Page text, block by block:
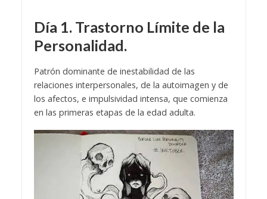
Día 1. Trastorno Límite de la
Personalidad.
Patrón dominante de inestabilidad de las
relaciones interpersonales, de la autoimagen y de
los afectos, e impulsividad intensa, que comienza
en las primeras etapas de la edad adulta.